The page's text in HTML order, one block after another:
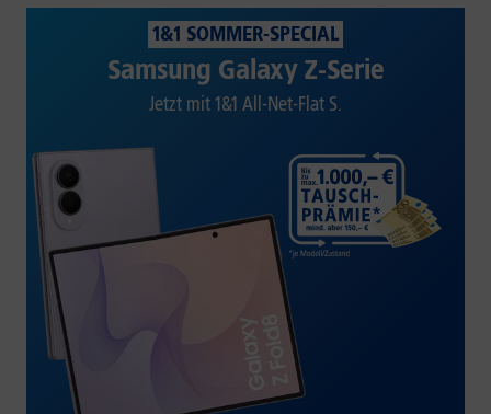
1&1 SOMMER-SPECIAL
Samsung Galaxy Z-Serie
Jetzt mit 1&1 All-Net-Flat S.